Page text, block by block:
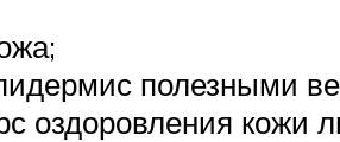
полезными
оздоровления кожи